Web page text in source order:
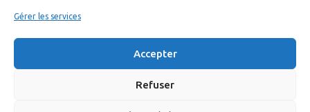
Gérer les services
Accepter
Refuser
Mentions légales